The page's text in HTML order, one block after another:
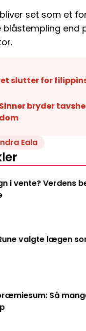
set som et
blåstempling
slutter for
bryder
Eala
i vente? Verdens
valgte lægen
Så